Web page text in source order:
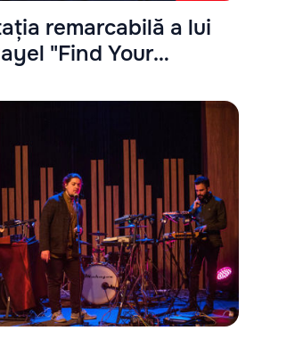
remarcabilă a lui
"Find Your